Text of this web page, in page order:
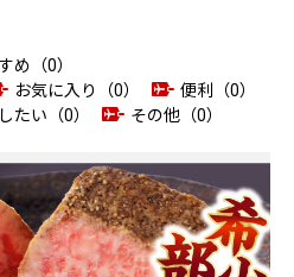
め（0）
お気に入り（0）
便利（0）
たい（0） その他（0）